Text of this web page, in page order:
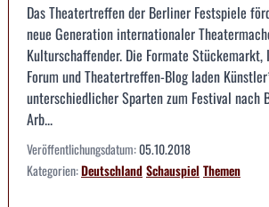
Das Theatertreffen der Berliner Festspiele
neue Generation internationaler
Kulturschaffender. Die Formate
Forum und Theatertreffen-Blog laden
unterschiedlicher Sparten zum Festival nach
Arb...
Veröffentlichungsdatum:05.10.2018
Kategorien:DeutschlandSchauspiel Themen